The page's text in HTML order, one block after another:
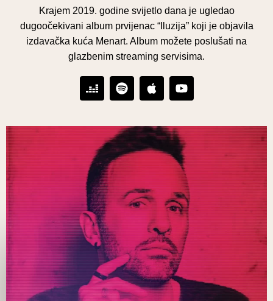
Krajem 2019. godine svijetlo dana je ugledao
dugoočekivani album prvijenac “Iluzija” koji je objavila
izdavačka kuća Menart. Album možete poslušati na
glazbenim streaming servisima.